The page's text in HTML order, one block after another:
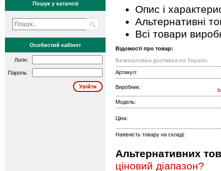
Пошук у каталозі
Особистий кабінет
Логін:
Пароль:
Опис і
Альтернативні
Всі товари
Відомості про товар:
Безкоштовна доставка по Україні.
Артикул:
Виробник:
Модель:
Ціна:
Наявність товару на складі:
Альтернативних
ціновий діапазон?